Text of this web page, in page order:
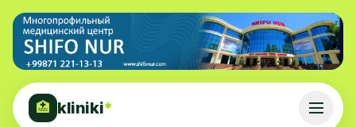
🏥 kliniki*